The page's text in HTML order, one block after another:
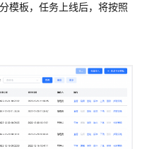
模板，任务上线后，将按照